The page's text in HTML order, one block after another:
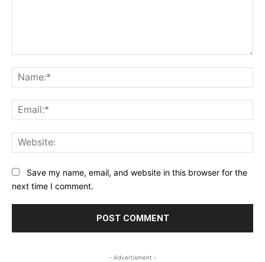
Save my name, email, and website in this browser for the
next time I comment.
- Advertisment -